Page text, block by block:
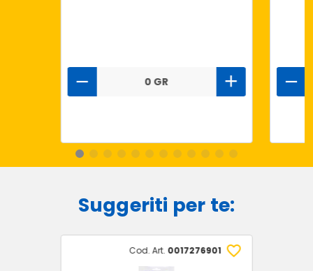
0 GR
Suggeriti per te:
Cod. Art. 0017276901